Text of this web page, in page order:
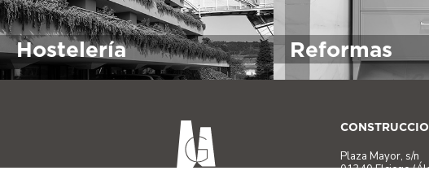
Hostelería Reformas
Plaza Mayor, s/n
01340 Elciego